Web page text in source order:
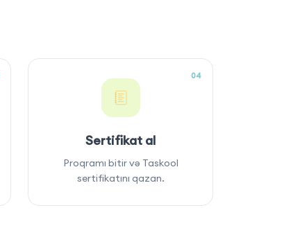
04
Sertifikat al
Proqramı bitir və Taskool
sertifikatını qazan.